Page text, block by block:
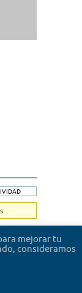
mejorar tu
consideramos